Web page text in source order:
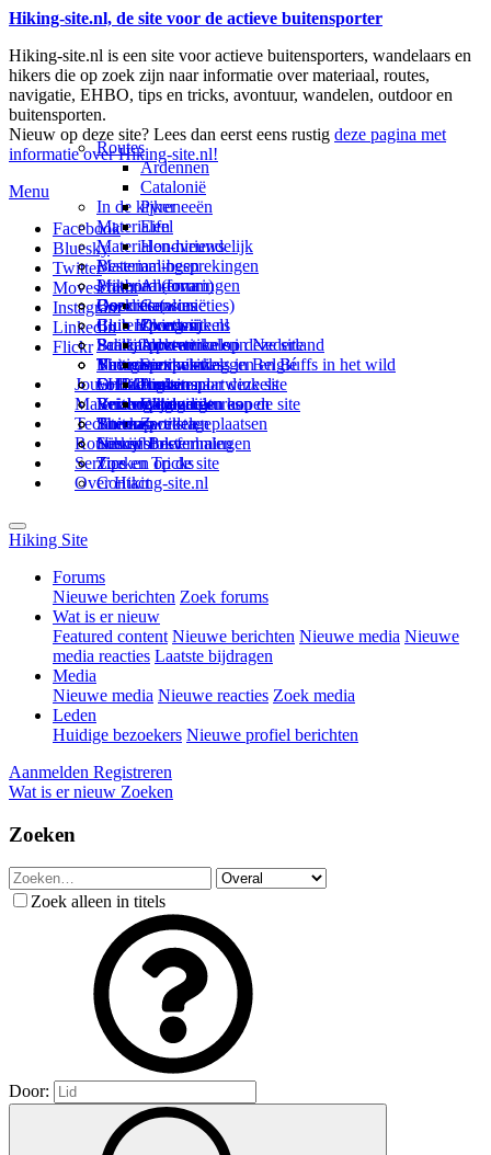
Hiking-site.nl, de site voor de actieve buitensporter
Hiking-site.nl is een site voor actieve buitensporters, wandelaars en
hikers die op zoek zijn naar informatie over materiaal, routes,
navigatie, EHBO, tips en tricks, avontuur, wandelen, outdoor en
buitensporten.
Nieuw op deze site? Lees dan eerst eens rustig deze pagina met
informatie over Hiking-site.nl!
Menu
Facebook
Bluesky
Twitter
Movescount
Instagram
LinkedIn
Flickr
Jouw Hiking-site.nl
Prikbord (forum)
Goodies (winacties)
Club Hiking-site.nl
Schrijfblok-artikelen
Virtuele exposities
Fotoalbums
Materialen: kiezen en kopen
In de kijker
Materialen
Materialen-nieuws
Materiaal-besprekingen
Materiaal-ervaringen
Boekrecensies
Buitensportwinkels
Buitensportwinkels in Nederland
Buitensportwinkels in Belgié
Online buitensportwinkels
Reisboekhandels
Technieken
Navigatie
EHBO
Verzorging
Thema-artikelen
Routes en Bestemmingen
Routes
Ardennen
Catalonië
Pyreneeën
Eifel
Hondvriendelijk
Bestemmingen
Andorra
Catalonië
Zweden
Paalkamperen
Thema-artikelen
Andorra
Catalonië
Zweden
Schrijfblokverhalen
Service
Buitensportvacatures
Buitensportstageplaatsen
Links
Tips en Tricks
Over Hiking-site.nl
Deze site
Over mij
Adverteren op deze site
Summit-vlaggen en Buffs in het wild
Linken naar deze site
Wijzigingen aan de site
Sitemap
Nieuwsbrief
Zoeken op de site
Contact
Hiking Site
Forums
Nieuwe berichten Zoek forums
Wat is er nieuw
Featured content Nieuwe berichten Nieuwe media Nieuwe
media reacties Laatste bijdragen
Media
Nieuwe media Nieuwe reacties Zoek media
Leden
Huidige bezoekers Nieuwe profiel berichten
Aanmelden Registreren
Wat is er nieuw Zoeken
Zoeken
Zoek alleen in titels
Door: